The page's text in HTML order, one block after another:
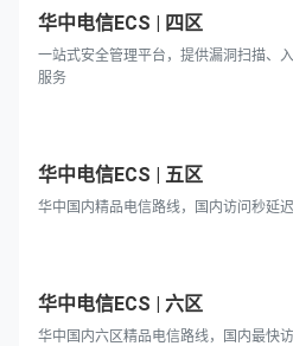
华中电信ECS | 四区
一站式安全管理平台，提供漏洞扫描、
服务
华中电信ECS | 五区
华中国内精品电信路线，国内访问秒延迟
华中电信ECS | 六区
华中国内六区精品电信路线，国内最快